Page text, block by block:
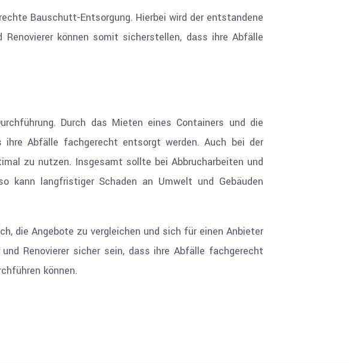
Bauschutt-Entsorgung. Hierbei wird der entstandene
können somit sicherstellen, dass ihre Abfälle
Durch das Mieten eines Containers und die
ihre Abfälle fachgerecht entsorgt werden. Auch bei der
zu nutzen. Insgesamt sollte bei Abbrucharbeiten und
kann langfristiger Schaden an Umwelt und Gebäuden
die Angebote zu vergleichen und sich für einen Anbieter
Renovierer sicher sein, dass ihre Abfälle fachgerecht
können.